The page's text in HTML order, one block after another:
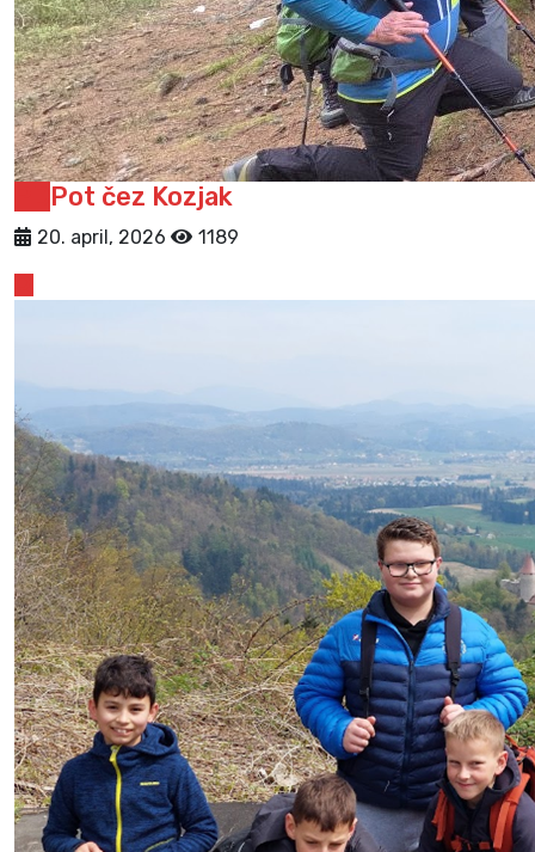
Pot čez Kozjak
20. april, 2026 1189